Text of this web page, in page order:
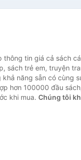
thông tin giá cả sách
sách trẻ em, truyện
năng sẵn có cùng
hơn 100000 đầu
khi mua. Chúng tôi